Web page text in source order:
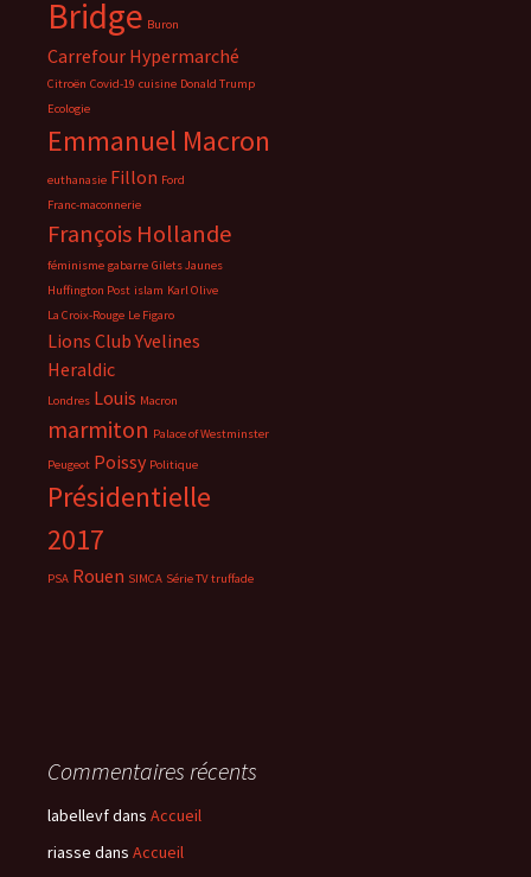
Bridge Buron
Carrefour Hypermarché
Citroën Covid-19 cuisine Donald Trump
Ecologie
Emmanuel Macron
euthanasie Fillon Ford
Franc-maconnerie
François Hollande
féminisme gabarre Gilets Jaunes
Huffington Post islam Karl Olive
La Croix-Rouge Le Figaro
Lions Club Yvelines
Heraldic
Londres Louis Macron
marmiton Palace of Westminster
Peugeot Poissy Politique
Présidentielle
2017
PSA Rouen SIMCA Série TV truffade
Commentaires récents
labellevfdans Accueil
riasse dans Accueil